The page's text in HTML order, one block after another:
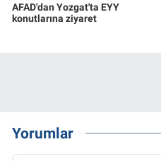
AFAD'dan Yozgat'ta EYY
konutlarına ziyaret
Yorumlar